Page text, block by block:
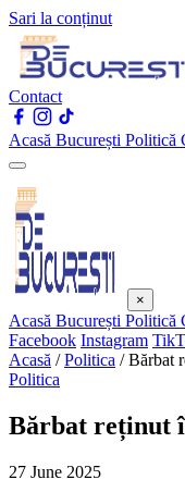
Sari la conținut
Contact
Acasă București Politică
×
Acasă București Politică
Facebook Instagram
Acasă /Politica /Bărbat
Politica
Bărbat reținut
27 June 2025